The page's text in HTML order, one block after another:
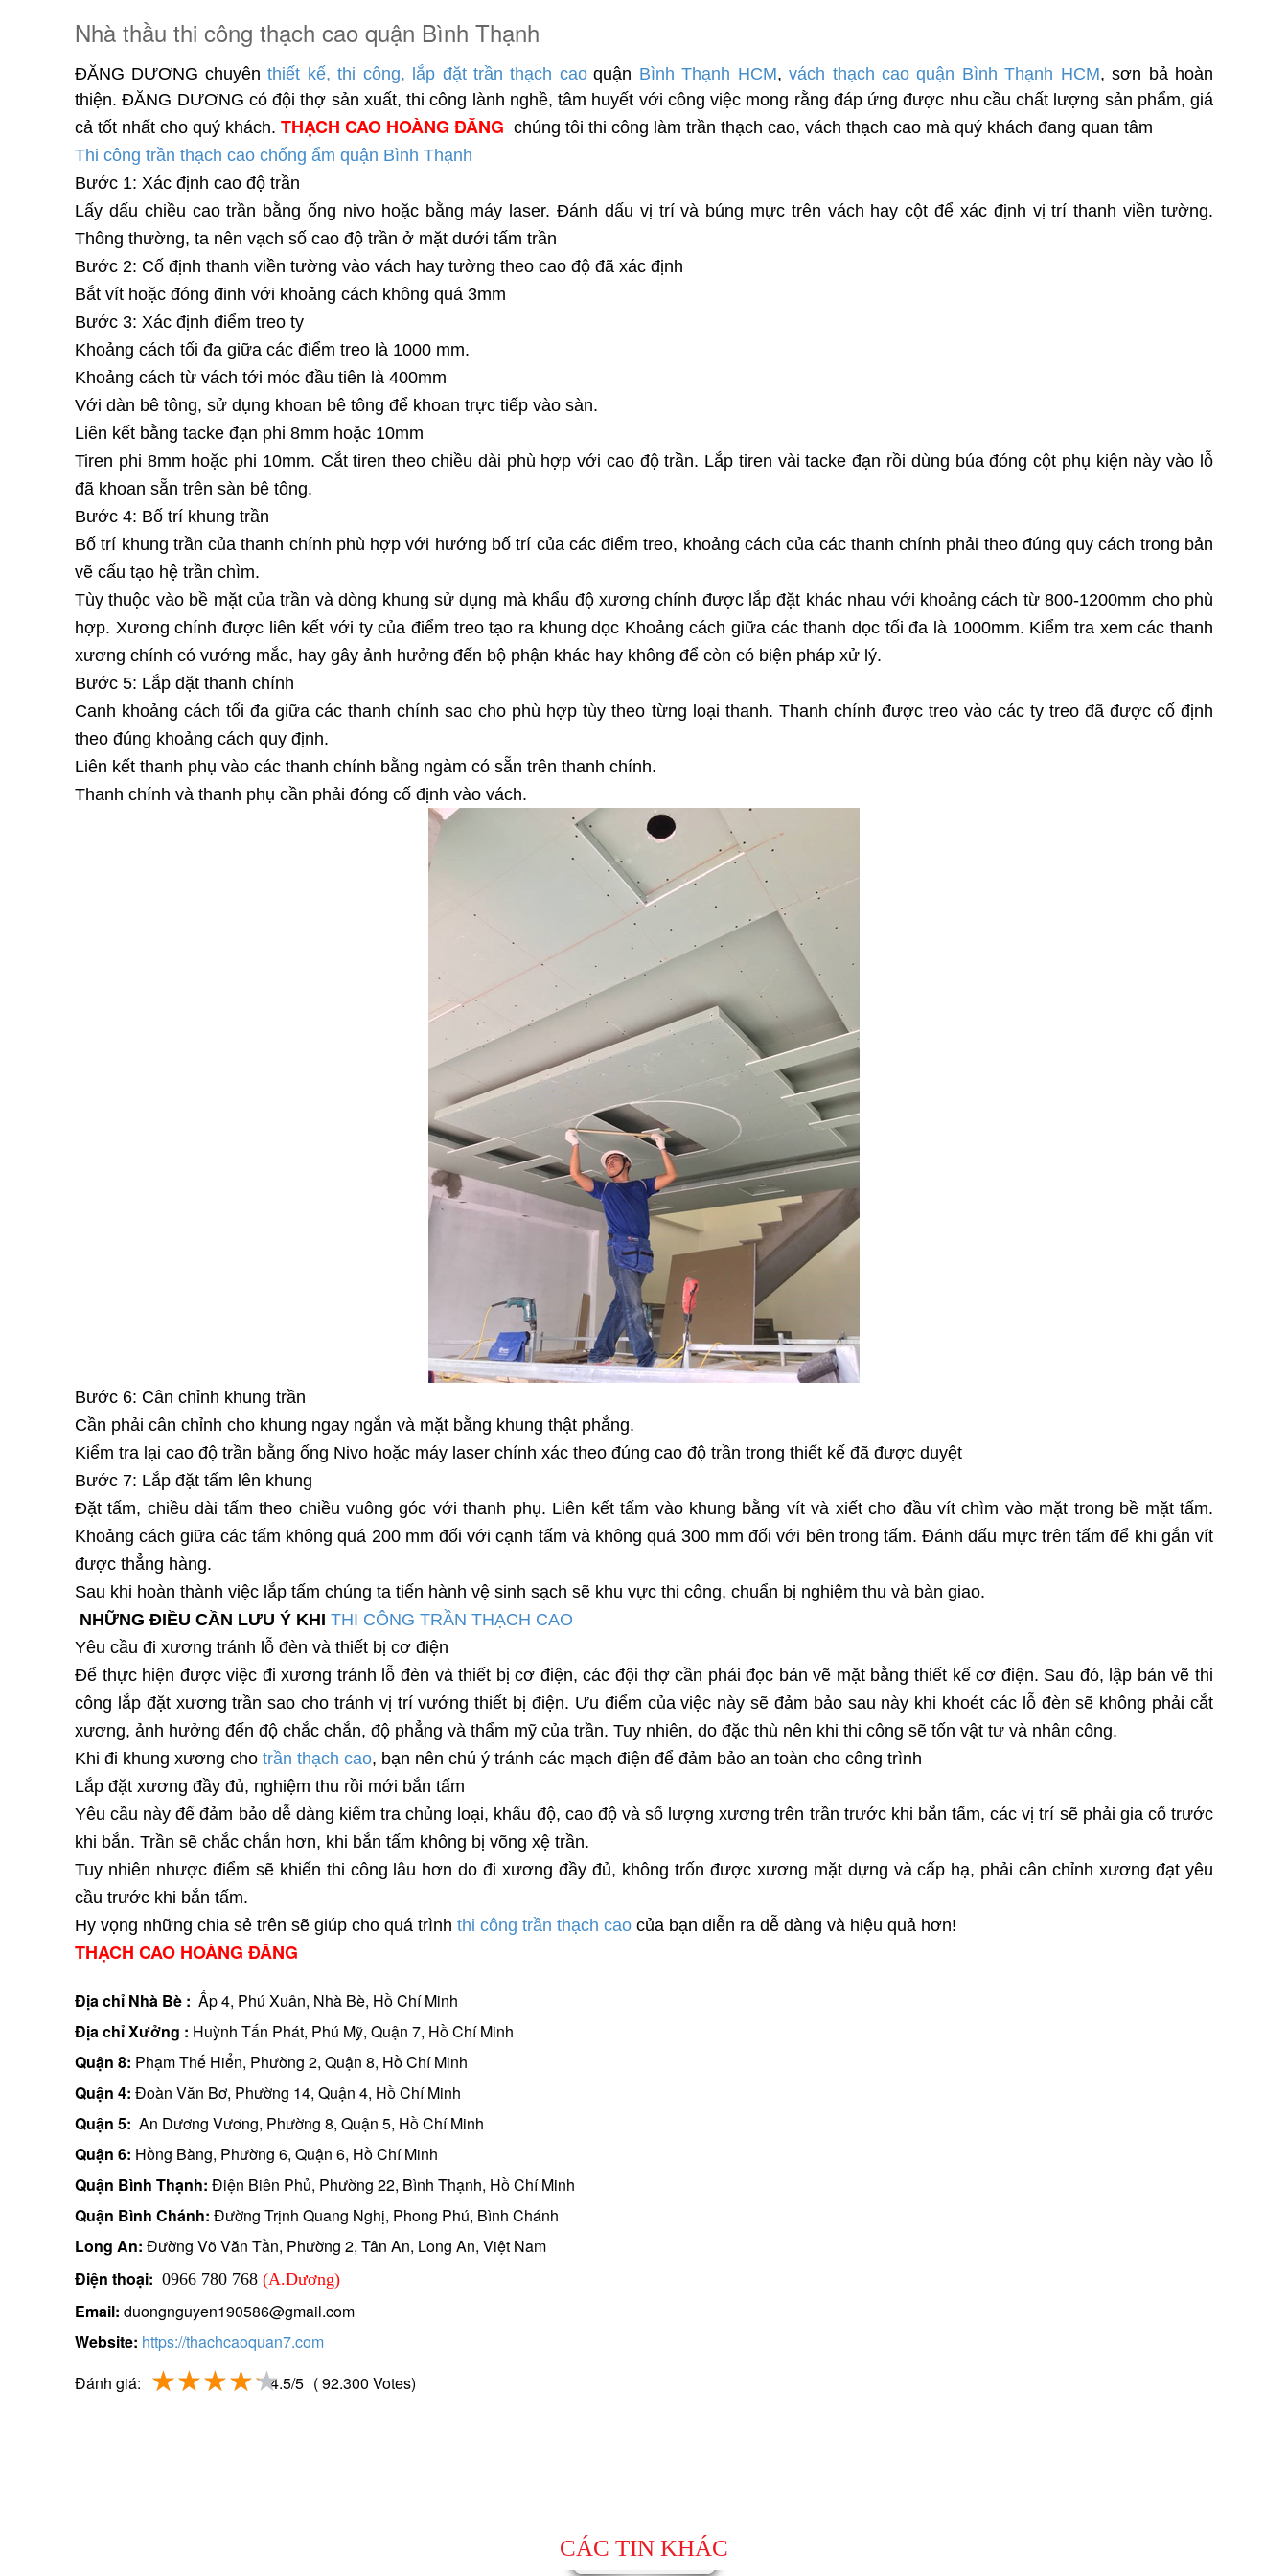
Nhà thầu thi công thạch cao quận Bình Thạnh
ĐĂNG DƯƠNG chuyênthiết kế, thi công, lắp đặt trần thạch cao quận Bình Thạnh HCM,vách thạch caoquận Bình Thạnh HCM, sơn bả hoàn
thiện.ĐĂNG DƯƠNG có đội thợ sản xuất, thi công lành nghề, tâm huyết với công việc mong rằng đáp ứng được nhu cầu chất lượng sản phẩm, giá
cả tốt nhất cho quý khách. THẠCH CAO HOÀNG ĐĂNG chúng tôi thi công làm trần thạch cao, vách thạch cao mà quý khách đang quan tâm
Thi công trần thạch cao chống ẩm quận Bình Thạnh
Bước 1: Xác định cao độ trần
Lấy dấu chiều cao trần bằng ống nivo hoặc bằng máy laser. Đánh dấu vị trí và búng mực trên vách hay cột để xác định vị trí thanh viền tường.
Thông thường, ta nên vạch số cao độ trần ở mặt dưới tấm trần
Bước 2: Cố định thanh viền tường vào vách hay tường theo cao độ đã xác định
Bắt vít hoặc đóng đinh với khoảng cách không quá 3mm
Bước 3: Xác định điểm treo ty
Khoảng cách tối đa giữa các điểm treo là 1000 mm.
Khoảng cách từ vách tới móc đầu tiên là 400mm
Với dàn bê tông, sử dụng khoan bê tông để khoan trực tiếp vào sàn.
Liên kết bằng tacke đạn phi 8mm hoặc 10mm
Tiren phi 8mm hoặc phi 10mm. Cắt tiren theo chiều dài phù hợp với cao độ trần. Lắp tiren vài tacke đạn rồi dùng búa đóng cột phụ kiện này vào lỗ
đã khoan sẵn trên sàn bê tông.
Bước 4: Bố trí khung trần
Bố trí khung trần của thanh chính phù hợp với hướng bố trí của các điểm treo, khoảng cách của các thanh chính phải theo đúng quy cách trong bản
vẽ cấu tạo hệ trần chìm.
Tùy thuộc vào bề mặt của trần và dòng khung sử dụng mà khẩu độ xương chính được lắp đặt khác nhau với khoảng cách từ 800-1200mm cho phù
hợp. Xương chính được liên kết với ty của điểm treo tạo ra khung dọc Khoảng cách giữa các thanh dọc tối đa là 1000mm. Kiểm tra xem các thanh
xương chính có vướng mắc, hay gây ảnh hưởng đến bộ phận khác hay không để còn có biện pháp xử lý.
Bước 5: Lắp đặt thanh chính
Canh khoảng cách tối đa giữa các thanh chính sao cho phù hợp tùy theo từng loại thanh. Thanh chính được treo vào các ty treo đã được cố định
theo đúng khoảng cách quy định.
Liên kết thanh phụ vào các thanh chính bằng ngàm có sẵn trên thanh chính.
Thanh chính và thanh phụ cần phải đóng cố định vào vách.
Bước 6: Cân chỉnh khung trần
Cần phải cân chỉnh cho khung ngay ngắn và mặt bằng khung thật phẳng.
Kiểm tra lại cao độ trần bằng ống Nivo hoặc máy laser chính xác theo đúng cao độ trần trong thiết kế đã được duyệt
Bước 7: Lắp đặt tấm lên khung
Đặt tấm, chiều dài tấm theo chiều vuông góc với thanh phụ. Liên kết tấm vào khung bằng vít và xiết cho đầu vít chìm vào mặt trong bề mặt tấm.
Khoảng cách giữa các tấm không quá 200 mm đối với cạnh tấm và không quá 300 mm đối với bên trong tấm. Đánh dấu mực trên tấm để khi gắn vít
được thẳng hàng.
Sau khi hoàn thành việc lắp tấm chúng ta tiến hành vệ sinh sạch sẽ khu vực thi công, chuẩn bị nghiệm thu và bàn giao.
NHỮNG ĐIỀU CẦN LƯU Ý KHI THI CÔNG TRẦN THẠCH CAO
Yêu cầu đi xương tránh lỗ đèn và thiết bị cơ điện
Để thực hiện được việc đi xương tránh lỗ đèn và thiết bị cơ điện, các đội thợ cần phải đọc bản vẽ mặt bằng thiết kế cơ điện. Sau đó, lập bản vẽ thi
công lắp đặt xương trần sao cho tránh vị trí vướng thiết bị điện. Ưu điểm của việc này sẽ đảm bảo sau này khi khoét các lỗ đèn sẽ không phải cắt
xương, ảnh hưởng đến độ chắc chắn, độ phẳng và thẩm mỹ của trần. Tuy nhiên, do đặc thù nên khi thi công sẽ tốn vật tư và nhân công.
Khi đi khung xương cho trần thạch cao, bạn nên chú ý tránh các mạch điện để đảm bảo an toàn cho công trình
Lắp đặt xương đầy đủ, nghiệm thu rồi mới bắn tấm
Yêu cầu này để đảm bảo dễ dàng kiểm tra chủng loại, khẩu độ, cao độ và số lượng xương trên trần trước khi bắn tấm, các vị trí sẽ phải gia cố trước
khi bắn. Trần sẽ chắc chắn hơn, khi bắn tấm không bị võng xệ trần.
Tuy nhiên nhược điểm sẽ khiến thi công lâu hơn do đi xương đầy đủ, không trốn được xương mặt dựng và cấp hạ, phải cân chỉnh xương đạt yêu
cầu trước khi bắn tấm.
Hy vọng những chia sẻ trên sẽ giúp cho quá trình thi công trần thạch cao của bạn diễn ra dễ dàng và hiệu quả hơn!
THẠCH CAO HOÀNG ĐĂNG
Địa chỉ Nhà Bè : Ấp 4, Phú Xuân, Nhà Bè, Hồ Chí Minh
Địa chỉ Xưởng : Huỳnh Tấn Phát, Phú Mỹ, Quận 7, Hồ Chí Minh
Quận 8: Phạm Thế Hiển, Phường 2, Quận 8, Hồ Chí Minh
Quận 4: Đoàn Văn Bơ, Phường 14, Quận 4, Hồ Chí Minh
Quận 5: An Dương Vương, Phường 8, Quận 5, Hồ Chí Minh
Quận 6: Hồng Bàng, Phường 6, Quận 6, Hồ Chí Minh
Quận Bình Thạnh: Điện Biên Phủ, Phường 22, Bình Thạnh, Hồ Chí Minh
Quận Bình Chánh: Đường Trịnh Quang Nghị, Phong Phú, Bình Chánh
Long An: Đường Võ Văn Tần, Phường 2, Tân An, Long An, Việt Nam
Điện thoại: 0966 780 768 (A.Dương)
Email: duongnguyen190586@gmail.com
Website: https://thachcaoquan7.com
Đánh giá:
4.5/5 ( 92.300 Votes)
CÁC TIN KHÁC